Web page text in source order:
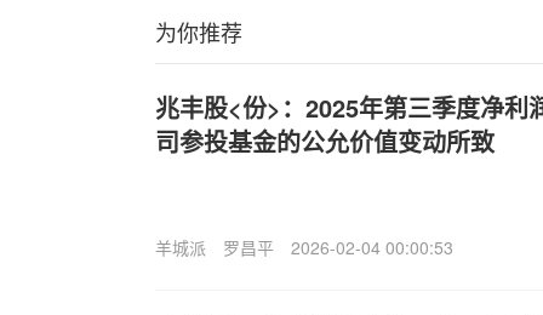
为你推荐
兆丰股<份>：2025年第三季度净利
司参投基金的公允价值变动所致
羊城派 罗昌平 2026-02-04 00:00:53